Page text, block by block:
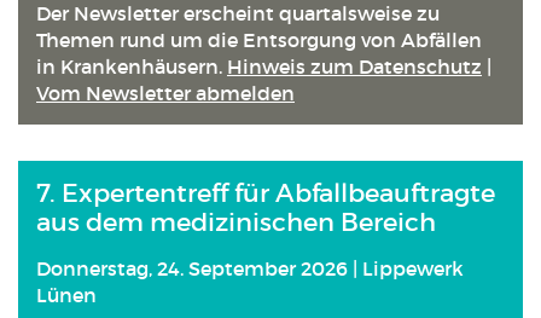
Der Newsletter erscheint quartals­weise zu
Themen rund um die Entsorgung von Abfällen
in Kranken­häusern. Hinweis zum Datenschutz
Vom Newsletter abmelden
7. Expertentreff für Abfallbeauftragte
aus dem medizinischen Bereich
Donnerstag, 24. September 2026 | Lippewerk
Lünen